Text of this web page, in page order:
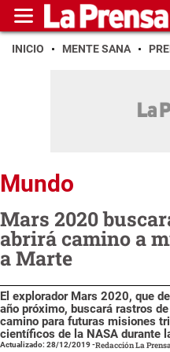
INICIO MENTE SANA
Mundo
Mars 2020
abrirá camino a
a Marte
El explorador Mars 2020, que
año próximo, buscará rastros
camino para futuras misiones
científicos de la NASA durante
Actualizado: 28/12/2019-Redacción La Prensa